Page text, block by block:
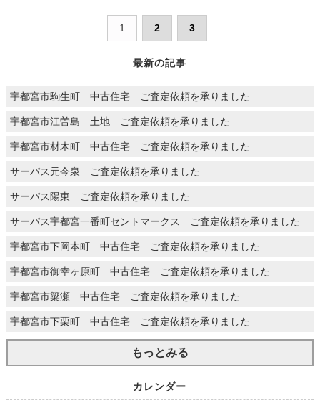
1 2 3
最新の記事
宇都宮市駒生町 中古住宅 ご査定依頼を承りました
宇都宮市江曽島 土地 ご査定依頼を承りました
宇都宮市材木町 中古住宅 ご査定依頼を承りました
サーパス元今泉 ご査定依頼を承りました
サーパス陽東 ご査定依頼を承りました
サーパス宇都宮一番町セントマークス ご査定依頼を承りました
宇都宮市下岡本町 中古住宅 ご査定依頼を承りました
宇都宮市御幸ヶ原町 中古住宅 ご査定依頼を承りました
宇都宮市簗瀬 中古住宅 ご査定依頼を承りました
宇都宮市下栗町 中古住宅 ご査定依頼を承りました
もっとみる
カレンダー